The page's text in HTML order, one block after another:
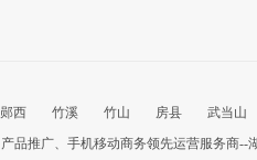
郧西 竹溪 竹山 房县
武当山
产品推广、 手机移动商务领先运营服务商--